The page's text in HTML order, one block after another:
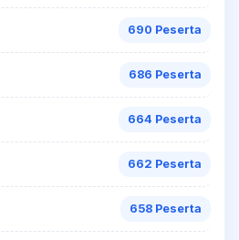
690 Peserta
686 Peserta
664 Peserta
662 Peserta
658 Peserta